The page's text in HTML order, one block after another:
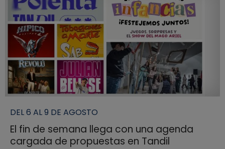
DEL 6 AL 9 DE AGOSTO
El fin de semana llega con una agenda
cargada de propuestas en Tandil